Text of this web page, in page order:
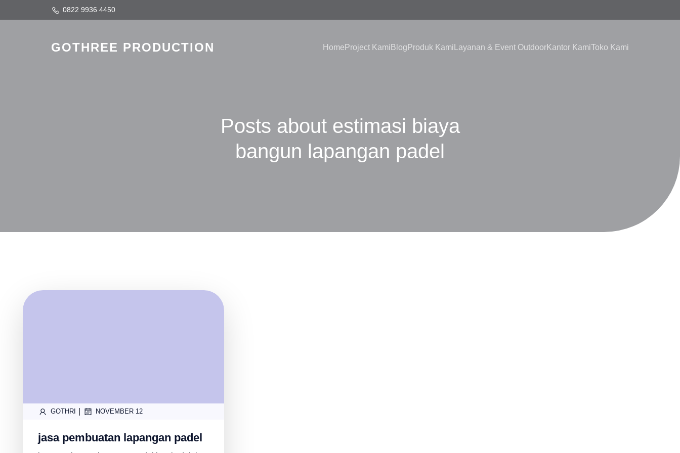
0822 9936 4450
GOTHREE PRODUCTION Home Project Kami Blog Produk Kami Layanan & Event OutdoorKantor KamiToko Kami
Posts about estimasi biaya
bangun lapangan padel
GOTHRI NOVEMBER 12
jasa pembuatan lapangan padel